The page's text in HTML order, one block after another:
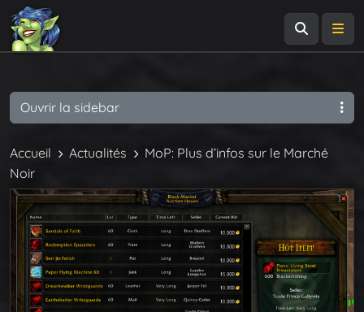
Accueil Actualités
MoP: Plus d’infos sur le Marché
Noir
Ouvrir la sidebar